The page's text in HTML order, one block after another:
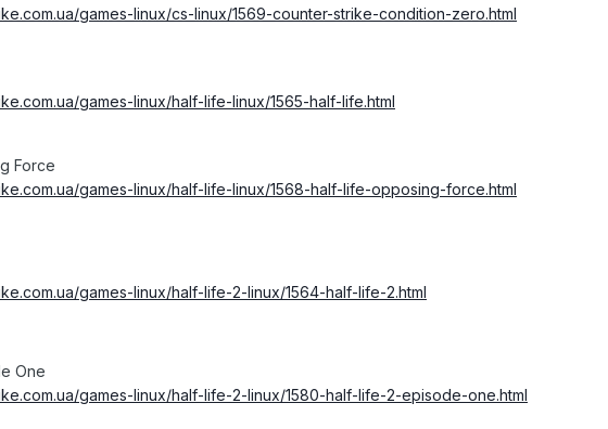
games-linux/cs-linux/1569-counter-strike-condition-zero.html
games-linux/half-life-linux/1565-half-life.html
Force
games-linux/half-life-linux/1568-half-life-opposing-force.html
games-linux/half-life-2-linux/1564-half-life-2.html
One
games-linux/half-life-2-linux/1580-half-life-2-episode-one.html